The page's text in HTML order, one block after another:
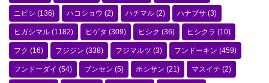
ニビシ (136) ハコショウ (2) ハチマル (2) ハナブサ (3)
ヒガシマル (1182) ヒゲタ (309) ヒシク (36) ヒシクラ (10)
フク (16) フジジン (338) フジマルツ (3) フンドーキン (459)
フンドーダイ (54) ブンセン (5) ホシサン (21) マスイチ (2)